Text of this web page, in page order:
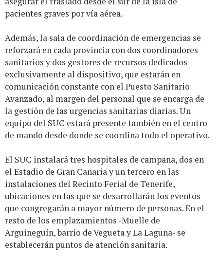
pacientes graves por vía aérea.
Además, la sala de coordinación de emergencias se
reforzará en cada provincia con dos coordinadores
sanitarios y dos gestores de recursos dedicados
exclusivamente al dispositivo, que estarán en
comunicación constante con el Puesto Sanitario
Avanzado, al margen del personal que se encarga de
la gestión de las urgencias sanitarias diarias. Un
equipo del SUC estará presente también en el centro
de mando desde donde se coordina todo el operativo.
El SUC instalará tres hospitales de campaña, dos en
el Estadio de Gran Canaria y un tercero en las
instalaciones del Recinto Ferial de Tenerife,
ubicaciones en las que se desarrollarán los eventos
que congregarán a mayor número de personas. En el
resto de los emplazamientos -Muelle de
Arguineguín, barrio de Vegueta y La Laguna- se
establecerán puntos de atención sanitaria.